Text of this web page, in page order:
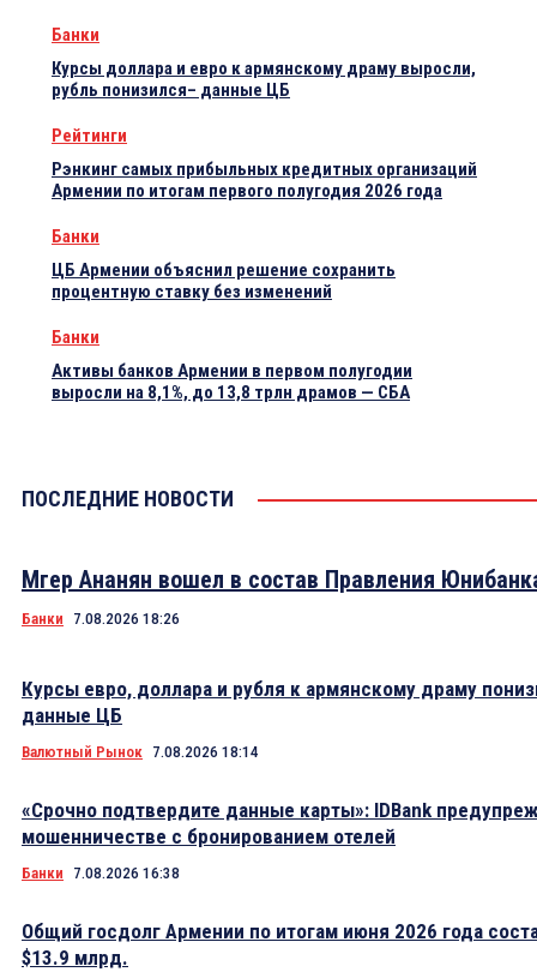
Банки
Курсы доллара и евро к армянскому драму выросли,
рубль понизился– данные ЦБ
Рейтинги
Рэнкинг самых прибыльных кредитных организаций
Армении по итогам первого полугодия 2026 года
Банки
ЦБ Армении объяснил решение сохранить
процентную ставку без изменений
Банки
Активы банков Армении в первом полугодии
выросли на 8,1%, до 13,8 трлн драмов — СБА
ПОСЛЕДНИЕ НОВОСТИ
Мгер Ананян вошел в состав Правления
Банки 7.08.2026 18:26
Курсы евро, доллара и рубля к армянскому драму
данные ЦБ
Валютный Рынок 7.08.2026 18:14
«Срочно подтвердите данные карты»: IDBank
мошенничестве с бронированием отелей
Банки 7.08.2026 16:38
Общий госдолг Армении по итогам июня 2026 года
$13.9 млрд.